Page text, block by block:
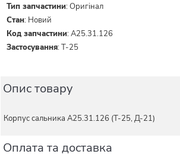
Тип запчастини:Оригінал
Стан: Новий
Код запчастини:А25.31.126
Застосування:Т-25
Опис товару
Корпус сальника А25.31.126 (Т-25, Д-21)
Оплата та доставка